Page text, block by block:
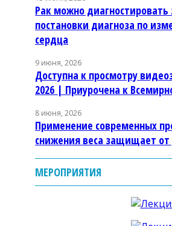
Рак можно
постановки диагноза по
сердца
9 июня, 2026
Доступна к просмотру
2026 | Приурочена к
8 июня, 2026
Применение современных
снижения веса защищает от
МЕРОПРИЯТИЯ